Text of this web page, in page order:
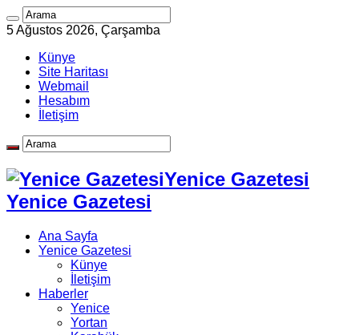
5 Ağustos 2026, Çarşamba
Künye
Site Haritası
Webmail
Hesabım
İletişim
Yenice Gazetesi
Yenice Gazetesi
Ana Sayfa
Yenice Gazetesi
Künye
İletişim
Haberler
Yenice
Yortan